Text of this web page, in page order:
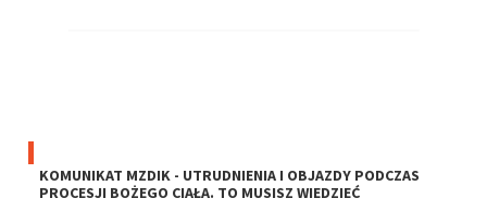
KOMUNIKAT MZDIK - UTRUDNIENIA I OBJAZDY PODCZAS
PROCESJI BOŻEGO CIAŁA. TO MUSISZ WIEDZIEĆ